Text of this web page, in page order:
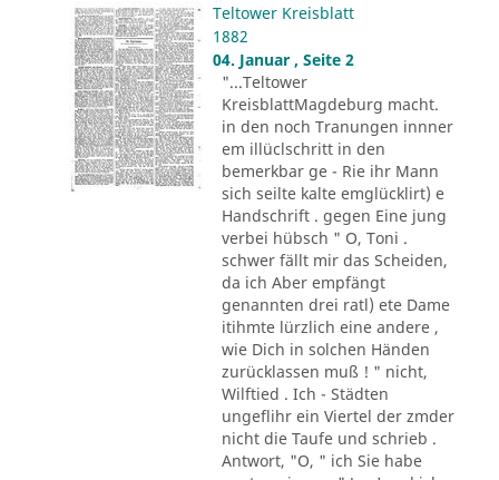
Teltower Kreisblatt
1882
04. Januar , Seite 2
"...Teltower
KreisblattMagdeburg macht.
in den noch Tranungen innner
em illüclschritt in den
bemerkbar ge - Rie ihr Mann
sich seilte kalte emglücklirt) e
Handschrift . gegen Eine jung
verbei hübsch " O, Toni .
schwer fällt mir das Scheiden,
da ich Aber empfängt
genannten drei ratl) ete Dame
itihmte lürzlich eine andere ,
wie Dich in solchen Händen
zurücklassen muß ! " nicht,
Wilftied . Ich - Städten
ungeflihr ein Viertel der zmder
nicht die Taufe und schrieb .
Antwort, "O, " ich Sie habe